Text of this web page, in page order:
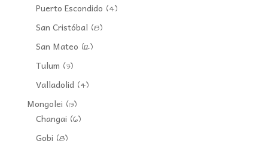
Puerto Escondido (4)
San Cristóbal (8)
San Mateo (12)
Tulum (3)
Valladolid(4)
Mongolei (13)
Changai (6)
Gobi (8)